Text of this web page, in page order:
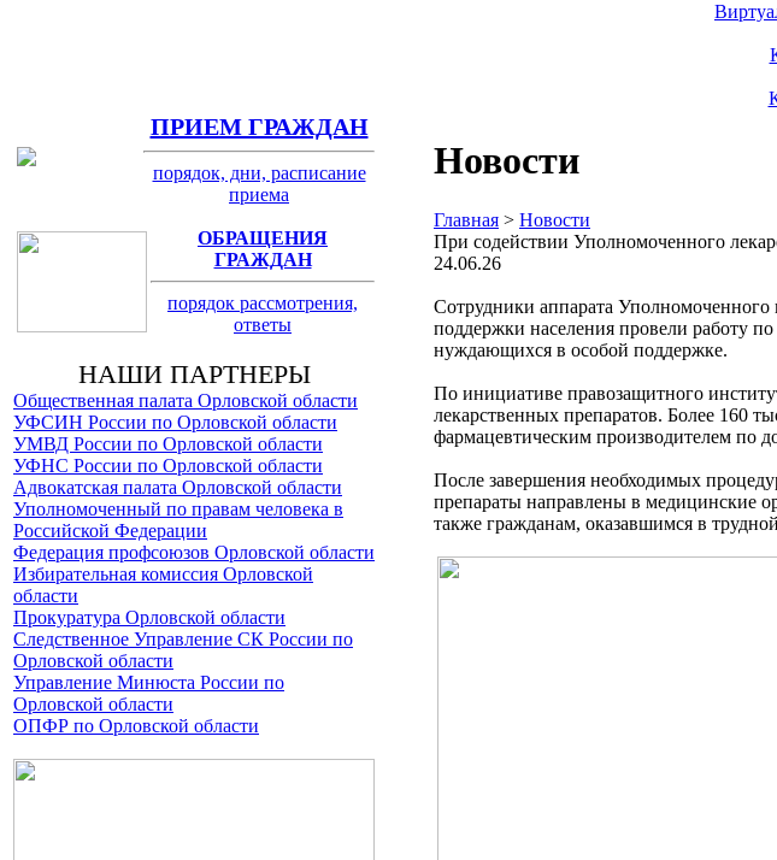
ПРИЕМ ГРАЖДАН
порядок, дни, расписание
приема
ОБРАЩЕНИЯ
ГРАЖДАН
порядок рассмотрения,
ответы
НАШИ ПАРТНЕРЫ
Общественная палата Орловской области
УФСИН России по Орловской области
УМВД России по Орловской области
УФНС России по Орловской области
Адвокатская палата Орловской области
Уполномоченный по правам человека в
Российской Федерации
Федерация профсоюзов Орловской области
Избирательная комиссия Орловской
области
Прокуратура Орловской области
Следственное Управление СК России по
Орловской области
Управление Минюста России по
Орловской области
ОПФР по Орловской области
Новости
Главная > Новости
При содействии Уполномоченного
24.06.26
Сотрудники аппарата
поддержки населения провели работу
нуждающихся в особой поддержке.
По инициативе правозащитного
лекарственных препаратов. Более 160
фармацевтическим производителем по
После завершения необходимых
препараты направлены в медицинские
также гражданам, оказавшимся в